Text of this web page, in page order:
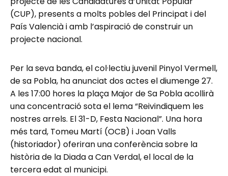
(CUP), presents a molts pobles del Principat i del
País Valencià i amb l’aspiració de construir un
projecte nacional.
Per la seva banda, el col·lectiu juvenil Pinyol Vermell,
de sa Pobla, ha anunciat dos actes el diumenge 27.
A les 17:00 hores la plaça Major de Sa Pobla acollirà
una concentració sota el lema “Reivindiquem les
nostres arrels. El 31-D, Festa Nacional”. Una hora
més tard, Tomeu Martí (OCB) i Joan Valls
(historiador) oferiran una conferència sobre la
història de la Diada a Can Verdal, el local de la
tercera edat al municipi.